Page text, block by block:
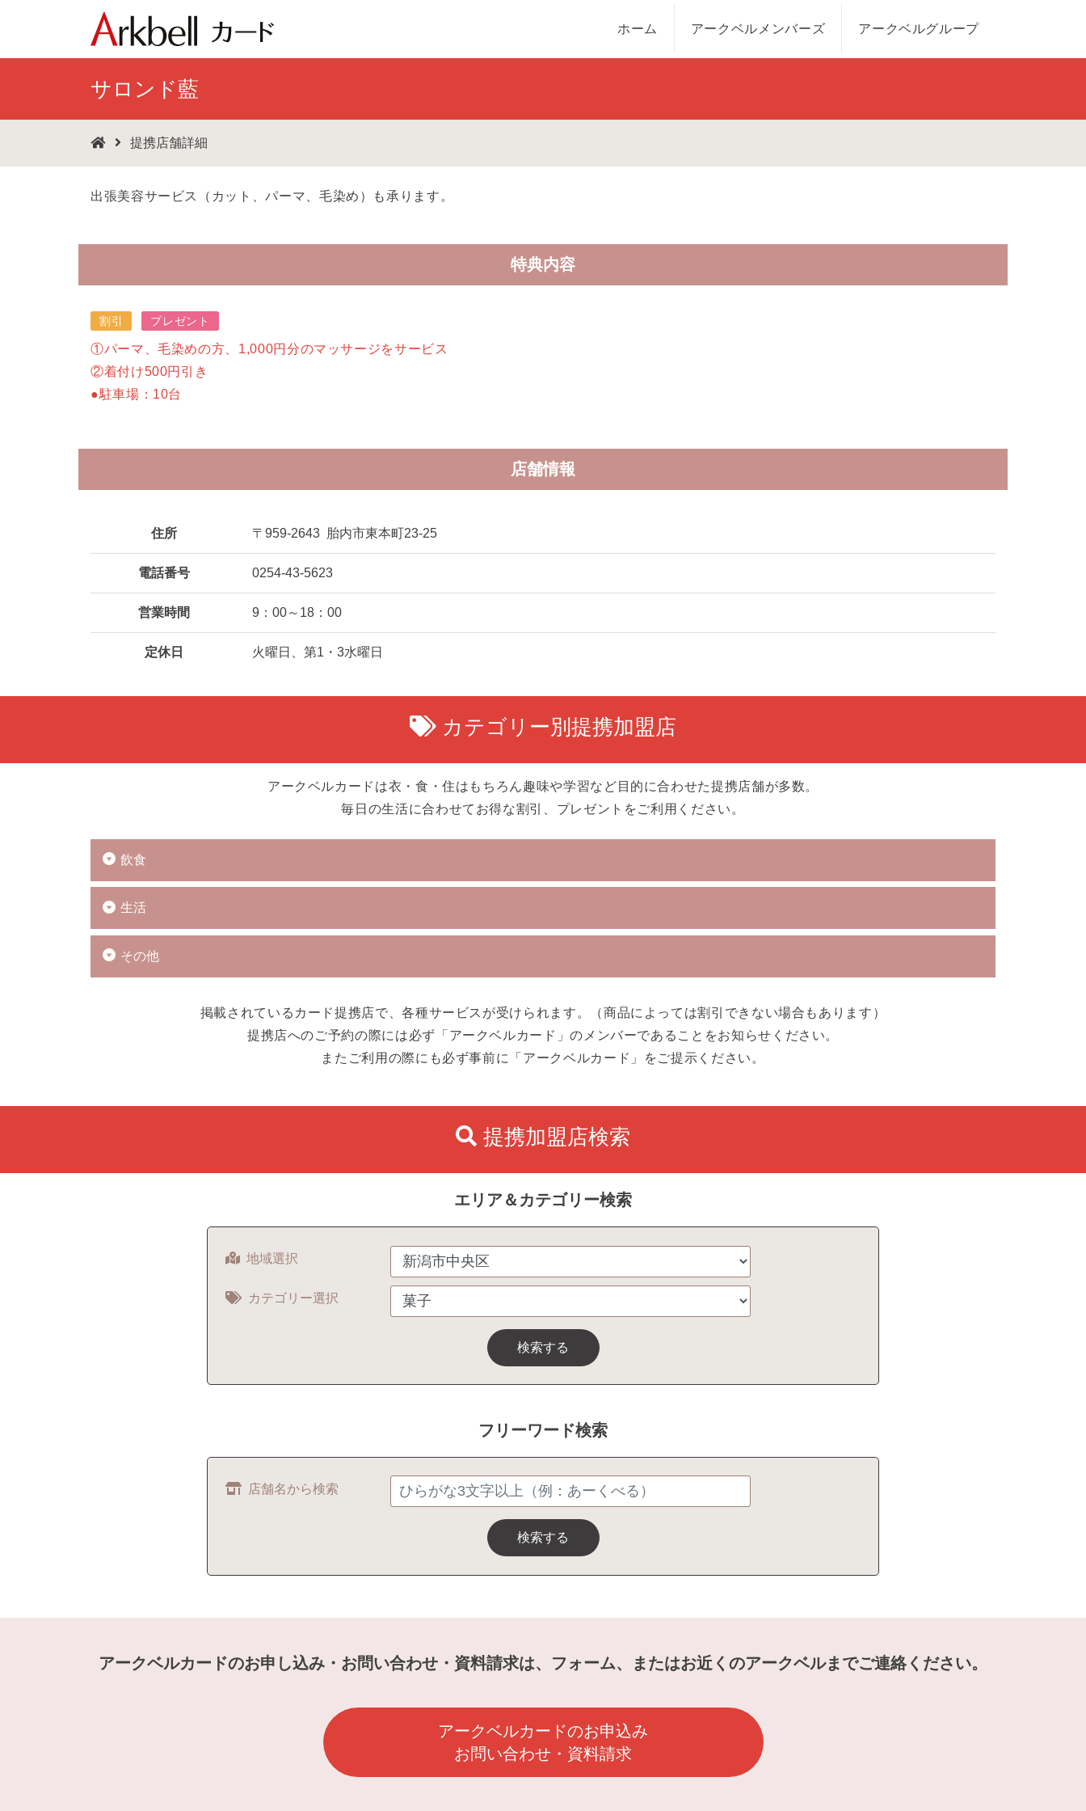
ホーム アークベルメンバーズ アークベルグループ
サロンド藍
提携店舗詳細
出張美容サービス（カット、パーマ、毛染め）も承ります。
特典内容
割引 プレゼント
①パーマ、毛染めの方、1,000円分のマッサージをサービス
②着付け500円引き
●駐車場：10台
店舗情報
住所 〒959-2643 胎内市東本町23-25
電話番号 0254-43-5623
営業時間 9：00～18：00
定休日 火曜日、第1・3水曜日
カテゴリー別提携加盟店
アークベルカードは衣・食・住はもちろん趣味や学習など目的に合わせた提携店舗が多数。
毎日の生活に合わせてお得な割引、プレゼントをご利用ください。
飲食
生活
その他
掲載されているカード提携店で、各種サービスが受けられます。（商品によっては割引できない場合もあります）
提携店へのご予約の際には必ず「アークベルカード」のメンバーであることをお知らせください。
またご利用の際にも必ず事前に「アークベルカード」をご提示ください。
提携加盟店検索
エリア＆カテゴリー検索
地域選択
カテゴリー選択
検索する
フリーワード検索
店舗名から検索
検索する
アークベルカードのお申し込み・お問い合わせ・資料請求は、フォーム、またはお近くのアークベルまでご連絡ください。
アークベルカードのお申込み
お問い合わせ・資料請求